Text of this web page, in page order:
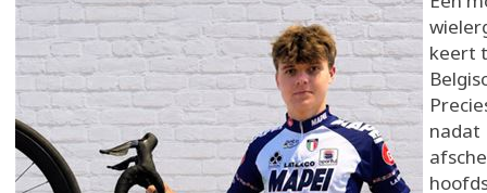
keert
nadat